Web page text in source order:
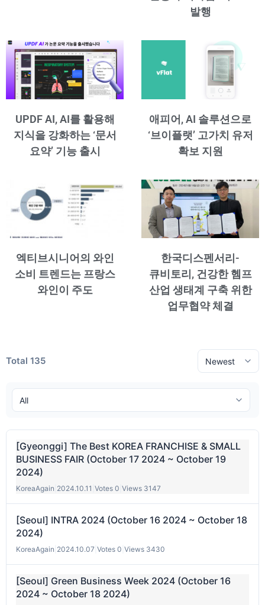
발행
UPDF AI, AI를 활용해
지식을 강화하는 ‘문서
요약’ 기능 출시
애피어, AI 솔루션으로
‘브이플랫’ 고가치 유저
확보 지원
엑티브시니어의 와인
소비 트렌드는 프랑스
와인이 주도
한국디스펜서리-
큐비토리, 건강한 헴프
산업 생태계 구축 위한
업무협약 체결
Total 135
[Gyeonggi] The Best KOREA FRANCHISE & SMALL
BUSINESS FAIR (October 17 2024 ~ October 19
2024)
KoreaAgain 2024.10.11 Votes 0 Views 3147
[Seoul] INTRA 2024 (October 16 2024 ~ October 18
2024)
KoreaAgain 2024.10.07 Votes 0 Views 3430
[Seoul] Green Business Week 2024 (October 16
2024 ~ October 18 2024)